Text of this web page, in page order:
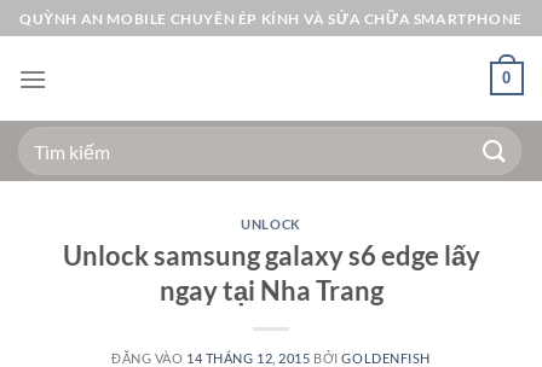
Bỏ
qua
nội
QUỲNH AN MOBILE CHUYÊN ÉP KÍNH VÀ SỬA CHỮA SMARTPHONE
0
Tìm
kiếm:
UNLOCK
Unlock samsung galaxy s6 edge lấy
ngay tại Nha Trang
ĐĂNG VÀO 14 THÁNG 12, 2015 BỞIGOLDENFISH